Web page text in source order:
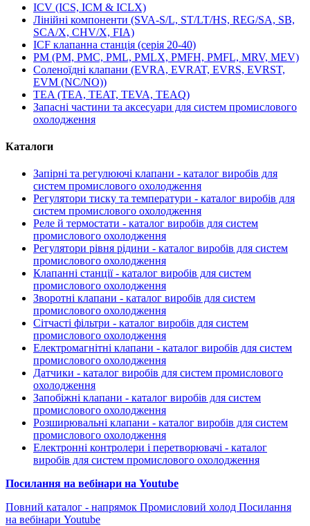
ICV (ICS, ICM & ICLX)
Лінійні компоненти (SVA-S/L, ST/LT/HS, REG/SA, SB,
SCA/X, CHV/X, FIA)
ICF клапанна станція (серія 20-40)
PM (PM, PMC, PML, PMLX, PMFH, PMFL, MRV, MEV)
Соленоїдні клапани (EVRA, EVRAT, EVRS, EVRST,
EVM (NC/NO))
TEA (TEA, TEAT, TEVA, TEAQ)
Запасні частини та аксесуари для систем промислового
охолодження
Каталоги
Запірні та регулюючі клапани - каталог виробів для
систем промислового охолодження
Регулятори тиску та температури - каталог виробів для
систем промислового охолодження
Реле й термостати - каталог виробів для систем
промислового охолодження
Регулятори рівня рідини - каталог виробів для систем
промислового охолодження
Клапанні станції - каталог виробів для систем
промислового охолодження
Зворотні клапани - каталог виробів для систем
промислового охолодження
Сітчасті фільтри - каталог виробів для систем
промислового охолодження
Електромагнітні клапани - каталог виробів для систем
промислового охолодження
Датчики - каталог виробів для систем промислового
охолодження
Запобіжні клапани - каталог виробів для систем
промислового охолодження
Розширювальні клапани - каталог виробів для систем
промислового охолодження
Електронні контролери і перетворювачі - каталог
виробів для систем промислового охолодження
Посилання на вебінари на Youtube
Повний каталог - напрямок Промисловий холод Посилання
на вебінари Youtube